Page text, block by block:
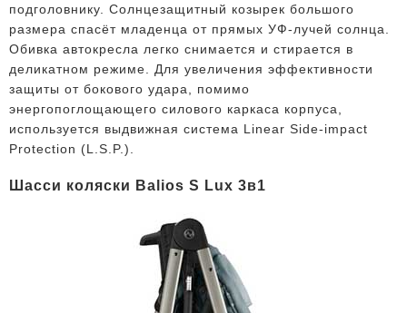
подголовнику. Солнцезащитный козырек большого
размера спасёт младенца от прямых УФ-лучей солнца.
Обивка автокресла легко снимается и стирается в
деликатном режиме. Для увеличения эффективности
защиты от бокового удара, помимо
энергопоглощающего силового каркаса корпуса,
используется выдвижная система Linear Side-impact
Protection (L.S.P.).
Шасси коляски Balios S Lux 3в1